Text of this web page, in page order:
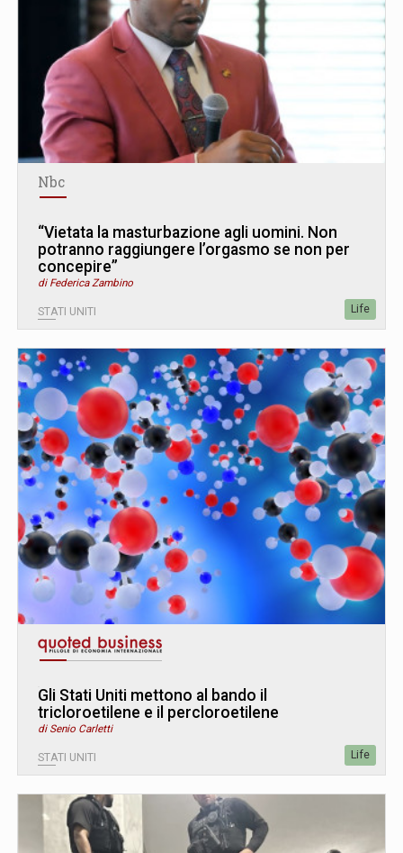
Nbc
“Vietata la masturbazione agli uomini. Non
potranno raggiungere l’orgasmo se non per
concepire”
di Federica Zambino
STATI UNITI Life
Gli Stati Uniti mettono al bando il
tricloroetilene e il percloroetilene
di Senio Carletti
STATI UNITI Life